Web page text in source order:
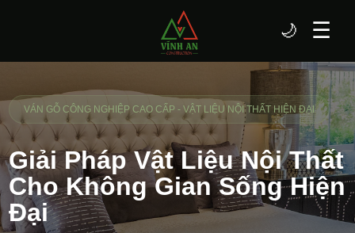
☰
🌙
VÁN GỖ CÔNG NGHIỆP CAO CẤP - VẬT LIỆU NỘI THẤT HIỆN ĐẠI
Giải Pháp Vật Liệu Nội Thất
Cho Không Gian Sống Hiện
Đại